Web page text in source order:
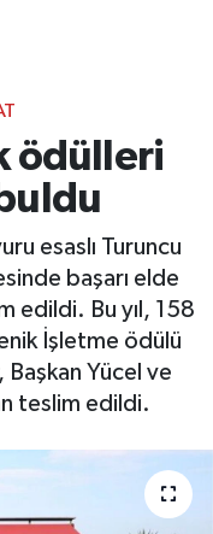
ödülleri
esaslı Turuncu
başarı elde
edildi. Bu yıl, 158
İşletme ödülü
Başkan Yücel ve
teslim edildi.